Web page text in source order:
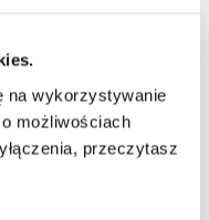
na wykorzystywanie
możliwościach
przeczytasz
cuello y escote.
de ojos.
Diethylamino
Ethylhexyl Stearate,